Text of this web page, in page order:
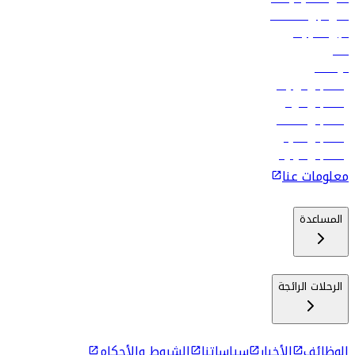
فلاي دبي للعطلات
تأجير السيارات
فنادق
الوظائف
رحلات إلى تبيليسي
رحلات إلى الرياض
رحلات إلى مسقط
رحلات إلى ماليه
رحلات إلى كولومبو
معلومات عنا
المساعدة
الرحلات الرائجة